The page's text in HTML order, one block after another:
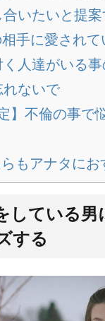
いたいと提案
手に愛されて
人達がいる
ないで
】不倫の事で
もアナタにお
している男
する